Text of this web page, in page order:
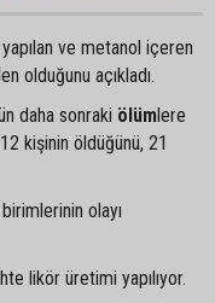
ve metanol içeren
olduğunu açıkladı.
daha sonraki ölümlere
kişinin öldüğünü, 21
olayı
likör üretimi yapılıyor.